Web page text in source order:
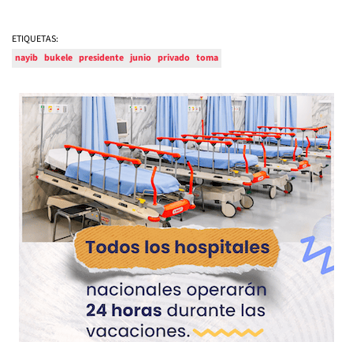
ETIQUETAS:
nayib bukele presidente junio privado toma